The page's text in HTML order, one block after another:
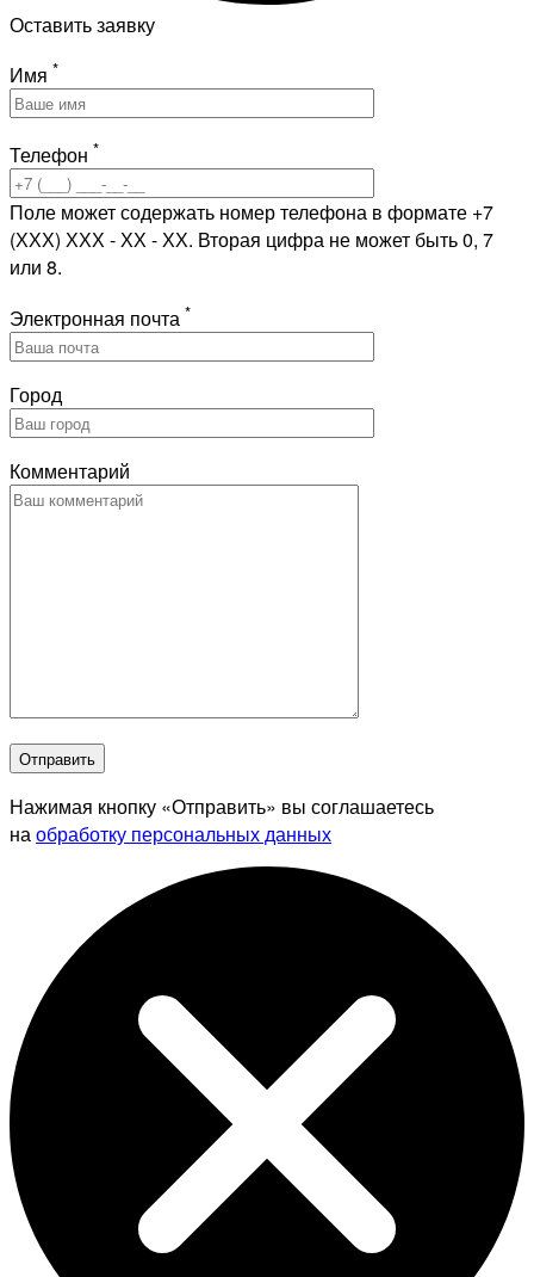
Оставить заявку
Имя *
Телефон *
Поле может содержать номер телефона в формате +7
(ХХХ) ХХХ - ХХ - ХХ. Вторая цифра не может быть 0, 7
или 8.
Электронная почта *
Город
Комментарий
Отправить
Нажимая кнопку «Отправить» вы соглашаетесь
на обработку персональных данных